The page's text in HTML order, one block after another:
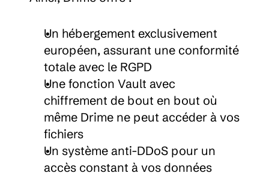
Un hébergement exclusivement
européen, assurant une conformité
totale avec le RGPD
Une fonction Vault avec
chiffrement de bout en bout où
même Drime ne peut accéder à vos
fichiers
Un système anti-DDoS pour un
accès constant à vos données